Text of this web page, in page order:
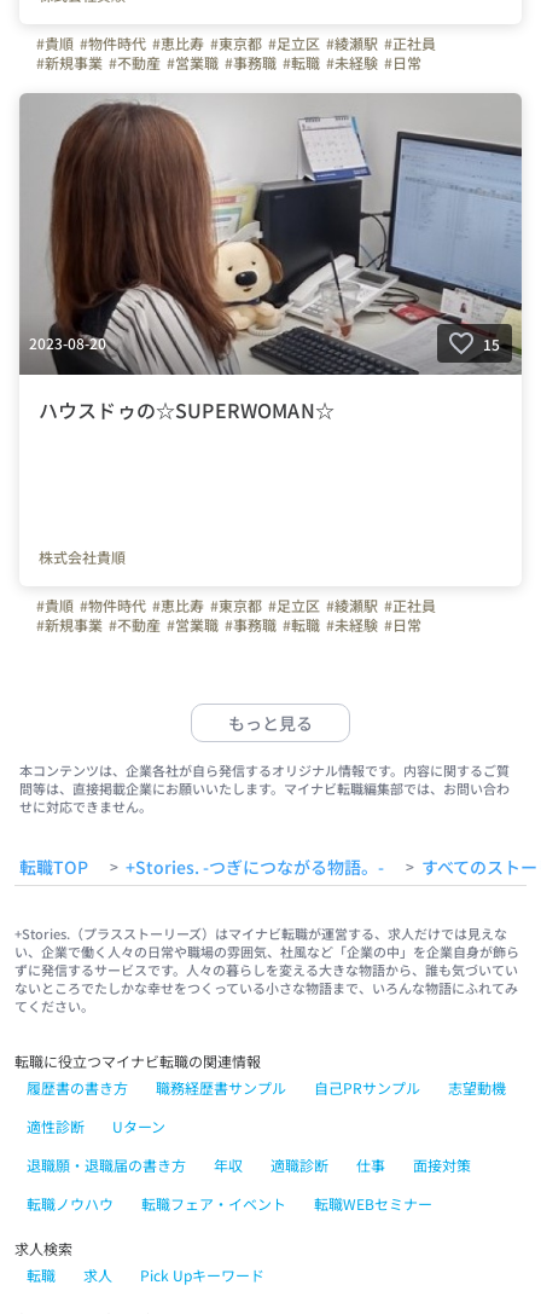
#貴順 #物件時代 #恵比寿 #東京都 #足立区 #綾瀬駅 #正社員
#新規事業 #不動産 #営業職 #事務職 #転職 #未経験 #日常
#ハウスドゥ足立綾瀬
2023-08-20 15
ハウスドゥの☆SUPERWOMAN☆
株式会社貴順
#貴順 #物件時代 #恵比寿 #東京都 #足立区 #綾瀬駅 #正社員
#新規事業 #不動産 #営業職 #事務職 #転職 #未経験 #日常
もっと見る
本コンテンツは、企業各社が自ら発信するオリジナル情報です。内容に関するご質
問等は、直接掲載企業にお願いいたします。マイナビ転職編集部では、お問い合わ
せに対応できません。
転職TOP > +Stories. -つぎにつながる物語。- > すべてのスト
+Stories.（プラスストーリーズ）はマイナビ転職が運営する、求人だけでは見えな
い、企業で働く人々の日常や職場の雰囲気、社風など「企業の中」を企業自身が飾ら
ずに発信するサービスです。人々の暮らしを変える大きな物語から、誰も気づいてい
ないところでたしかな幸せをつくっている小さな物語まで、いろんな物語にふれてみ
てください。
転職に役立つマイナビ転職の関連情報
履歴書の書き方
職務経歴書サンプル 自己PRサンプル
志望動機
適性診断
Uターン
退職願・退職届の書き方
年収 適職診断 仕事
面接対策
転職ノウハウ
転職フェア・イベント 転職WEBセミナー
求人検索
転職
求人 Pick Upキーワード